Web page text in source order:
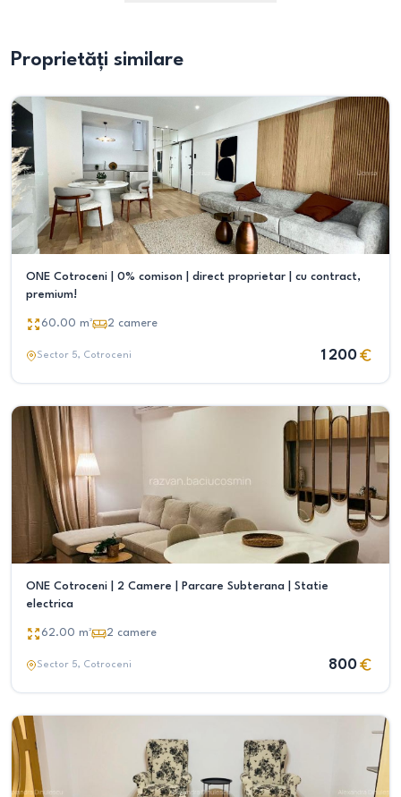
Proprietăți similare
ONE Cotroceni | 0% comison | direct proprietar | cu contract,
premium!
60.00 m² 2 camere
Sector 5, Cotroceni 1 200
ONE Cotroceni | 2 Camere | Parcare Subterana | Statie
electrica
62.00 m² 2 camere
Sector 5, Cotroceni 800